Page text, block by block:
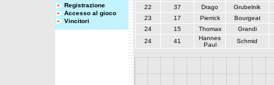
Registrazione
Accesso al gioco
Vincitori
22
37 Drago
Grubelnik
23
17 Pierrick
Bourgeat
24
15 Thomas
Grandi
24
41
Hannes
Paul
Schmid